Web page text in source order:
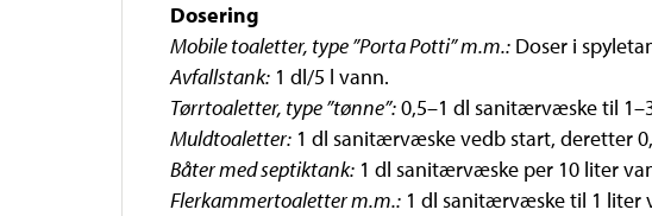
Dosering
Mobile toaletter, type ”Porta Potti” m.m.: Doser i
Avfallstank: 1 dl/5 l vann.
Tørrtoaletter, type ”tønne”:0,5–1 dl sanitærvæske til
Muldtoaletter: 1 dl sanitærvæske vedb start, deretter
Båter med septiktank: 1 dl sanitærvæske per 10 liter
Flerkammertoaletter m.m.: 1 dl sanitærvæske til 1 liter